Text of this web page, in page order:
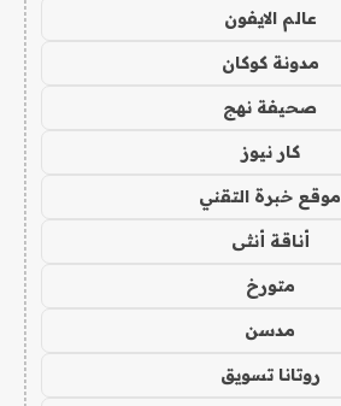
عالم الايفون
مدونة كوكان
صحيفة نهج
كار نيوز
موقع خبرة التقني
أناقة أنثى
متورخ
مدسن
روتانا تسويق